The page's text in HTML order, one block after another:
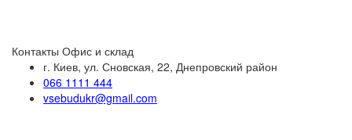
Контакты Офис и склад
г. Киев, ул. Сновская, 22, Днепровский район
066 1111 444
vsebudukr@gmail.com